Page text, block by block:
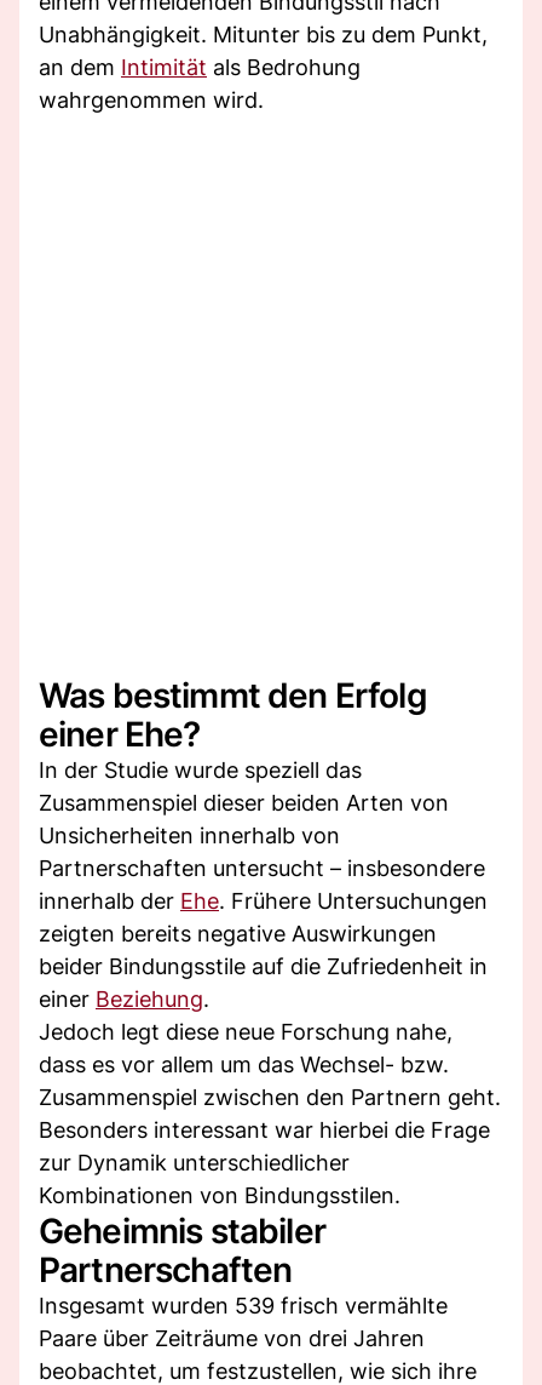
Unabhängigkeit. Mitunter bis zu dem Punkt,
an dem Intimität als Bedrohung
wahrgenommen wird.
Was bestimmt den Erfolg
einer Ehe?
In der Studie wurde speziell das
Zusammenspiel dieser beiden Arten von
Unsicherheiten innerhalb von
Partnerschaften untersucht – insbesondere
innerhalb der Ehe. Frühere Untersuchungen
zeigten bereits negative Auswirkungen
beider Bindungsstile auf die Zufriedenheit in
einer Beziehung.
Jedoch legt diese neue Forschung nahe,
dass es vor allem um das Wechsel- bzw.
Zusammenspiel zwischen den Partnern geht.
Besonders interessant war hierbei die Frage
zur Dynamik unterschiedlicher
Kombinationen von Bindungsstilen.
Geheimnis stabiler
Partnerschaften
Insgesamt wurden 539 frisch vermählte
Paare über Zeiträume von drei Jahren
beobachtet, um festzustellen, wie sich ihre